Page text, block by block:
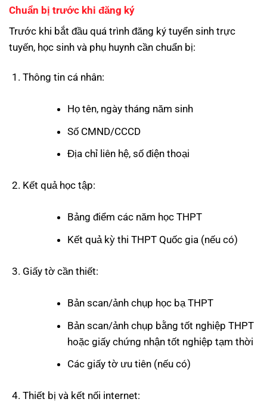
Chuẩn bị trước khi đăng ký
Trước khi bắt đầu quá trình đăng ký tuyển sinh trực
tuyến, học sinh và phụ huynh cần chuẩn bị:
Thông tin cá nhân:
Họ tên, ngày tháng năm sinh
Số CMND/CCCD
Địa chỉ liên hệ, số điện thoại
Kết quả học tập:
Bảng điểm các năm học THPT
Kết quả kỳ thi THPT Quốc gia (nếu có)
Giấy tờ cần thiết:
Bản scan/ảnh chụp học bạ THPT
Bản scan/ảnh chụp bằng tốt nghiệp THPT
hoặc giấy chứng nhận tốt nghiệp tạm thời
Các giấy tờ ưu tiên (nếu có)
Thiết bị và kết nối internet: